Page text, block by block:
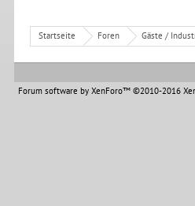
Startseite Foren Gäste /
Forum software by XenForo™©2010-2016